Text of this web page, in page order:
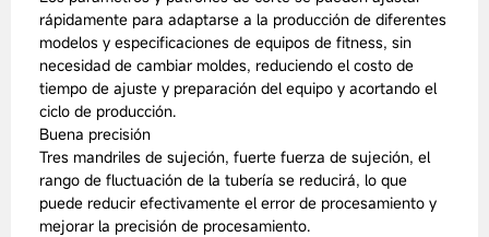
rápidamente para adaptarse a la producción de diferentes
modelos y especificaciones de equipos de fitness, sin
necesidad de cambiar moldes, reduciendo el costo de
tiempo de ajuste y preparación del equipo y acortando el
ciclo de producción.
Buena precisión
Tres mandriles de sujeción, fuerte fuerza de sujeción, el
rango de fluctuación de la tubería se reducirá, lo que
puede reducir efectivamente el error de procesamiento y
mejorar la precisión de procesamiento.